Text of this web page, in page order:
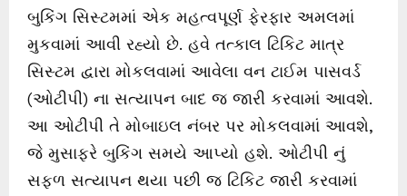
બુકિંગ સિસ્ટમમાં એક મહત્વપૂર્ણ ફેરફાર અમલમાં
મુકવામાં આવી રહ્યો છે. હવે તત્કાલ ટિકિટ માત્ર
સિસ્ટમ દ્વારા મોકલવામાં આવેલા વન ટાઈમ પાસવર્ડ
(ઓટીપી) ના સત્યાપન બાદ જ જારી કરવામાં આવશે.
આ ઓટીપી તે મોબાઇલ નંબર પર મોકલવામાં આવશે,
જે મુસાફરે બુકિંગ સમયે આપ્યો હશે. ઓટીપી નું
સફળ સત્યાપન થયા પછી જ ટિકિટ જારી કરવામાં